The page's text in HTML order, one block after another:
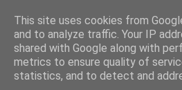
This site uses cookies from
and to analyze traffic. Your IP
shared with Google along with
metrics to ensure quality of
statistics, and to detect and